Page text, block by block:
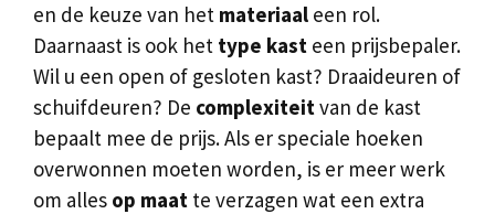
en de keuze van het materiaal een rol.
Daarnaast is ook het type kast een prijsbepaler.
Wil u een open of gesloten kast? Draaideuren of
schuifdeuren? De complexiteitvan de kast
bepaalt mee de prijs. Als er speciale hoeken
overwonnen moeten worden, is er meer werk
om alles op maat te verzagen wat een extra